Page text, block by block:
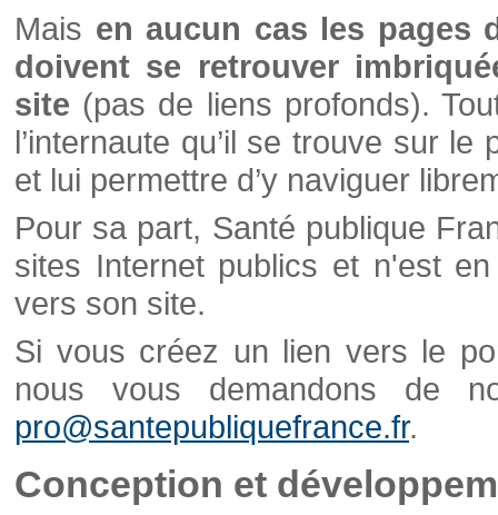
Mais en aucun cas les pages
doivent se retrouver
site (pas de liens profonds).
l’internaute qu’il se trouve sur
et lui permettre d’y naviguer
Pour sa part, Santé publique
sites Internet publics et n'est
vers son site.
Si vous créez un lien vers le
nous vous demandons de
pro@santepubliquefrance.fr.
Conception et